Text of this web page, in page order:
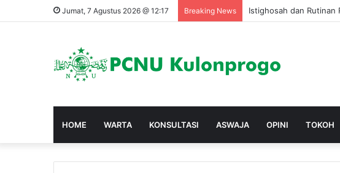
Jumat, 7 Agustus 2026 @ 12:17 Breaking News Istighosah dan Rutinan
HOME WARTA KONSULTASI ASWAJA OPINI TOKOH